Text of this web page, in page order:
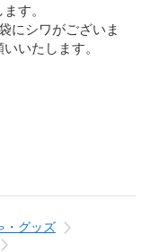
す。
にシワがございま
いたします。
・グッズ